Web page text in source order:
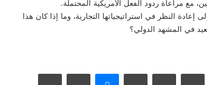
مع مراعاة ردود الفعل الأمريكية المحتملة.
النظر في استراتيجياتها التجارية، وما إذا كان هذا
في المشهد الدولي؟
Odnoklassniki
‫Pocket سكايب ماسنجر مشاركة عبر البريد طباعة